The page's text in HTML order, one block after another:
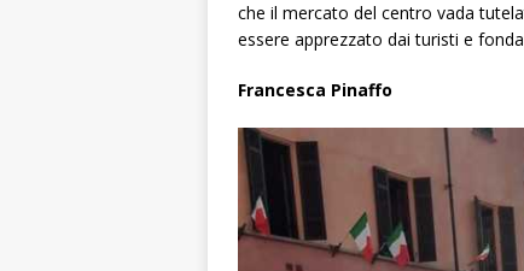
che il mercato del centro vada
essere apprezzato dai turisti e
Francesca Pinaffo